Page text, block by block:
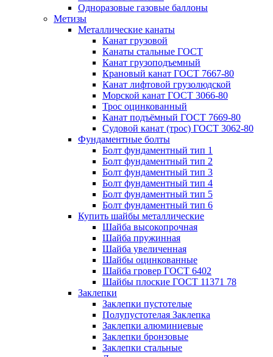
Одноразовые газовые баллоны
Метизы
Металлические канаты
Канат грузовой
Канаты стальные ГОСТ
Канат грузоподъемный
Крановый канат ГОСТ 7667-80
Канат лифтовой грузолюдской
Морской канат ГОСТ 3066-80
Трос оцинкованный
Канат подъёмный ГОСТ 7669-80
Судовой канат (трос) ГОСТ 3062-80
Фундаментные болты
Болт фундаментный тип 1
Болт фундаментный тип 2
Болт фундаментный тип 3
Болт фундаментный тип 4
Болт фундаментный тип 5
Болт фундаментный тип 6
Купить шайбы металлические
Шайба высокопрочная
Шайба пружинная
Шайба увеличенная
Шайбы оцинкованные
Шайба гровер ГОСТ 6402
Шайбы плоские ГОСТ 11371 78
Заклепки
Заклепки пустотелые
Полупустотелая Заклепка
Заклепки алюминиевые
Заклепки бронзовые
Заклепки стальные